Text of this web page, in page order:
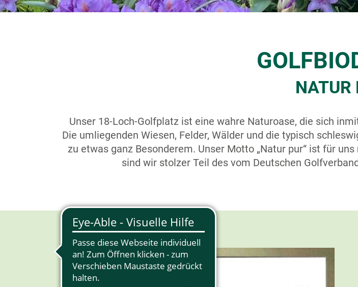
NATUR
Unser 18-Loch-Golfplatz ist eine wahre Naturoase, die sich
Die umliegenden Wiesen, Felder, Wälder und die typisch
zu etwas ganz Besonderem. Unser Motto „Natur pur“ ist für
sind wir stolzer Teil des vom Deutschen